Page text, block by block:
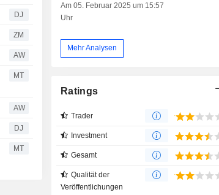
DJ
ZM
AW
MT
AW
DJ
MT
Am 05. Februar 2025 um 15:57
Uhr
Mehr Analysen
Ratings
Trader
Investment
Gesamt
Qualität der
Veröffentlichungen